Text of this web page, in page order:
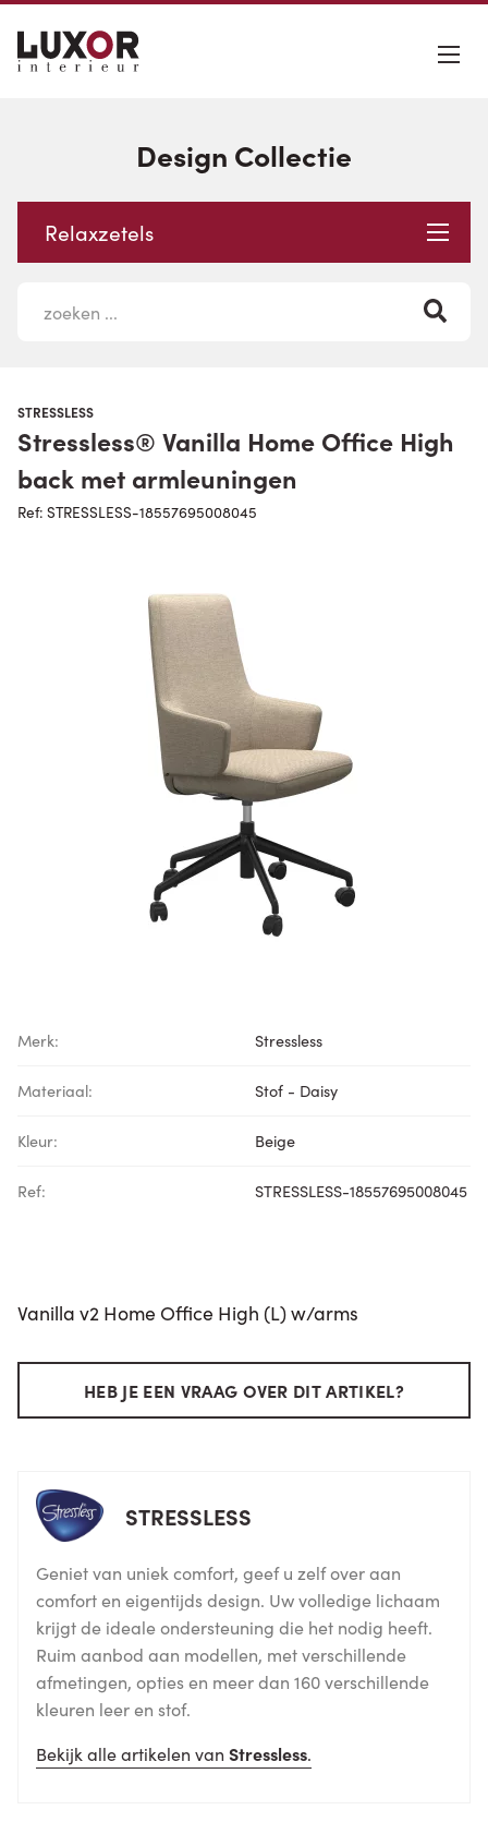
Design Collectie
Relaxzetels
STRESSLESS
Stressless® Vanilla Home Office High
back met armleuningen
Ref: STRESSLESS-18557695008045
Merk: Stressless
Materiaal: Stof - Daisy
Kleur: Beige
Ref: STRESSLESS-18557695008045
Vanilla v2 Home Office High (L) w/arms
HEB JE EEN VRAAG OVER DIT ARTIKEL?
STRESSLESS
Geniet van uniek comfort, geef u zelf over aan
comfort en eigentijds design. Uw volledige lichaam
krijgt de ideale ondersteuning die het nodig heeft.
Ruim aanbod aan modellen, met verschillende
afmetingen, opties en meer dan 160 verschillende
kleuren leer en stof.
Bekijk alle artikelen van Stressless.